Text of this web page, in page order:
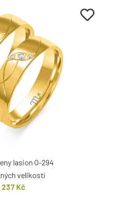
Iasion O-294
velikostí
237 Kč